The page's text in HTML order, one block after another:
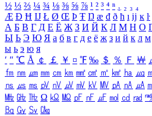
½ ⅓ ⅔ ¼ ¾ ⅛ ⅜ ⅝ ⅞ ¹ ² ³ ⁴ ⁿ ₁ ₂ ₃ ₄
Æ Ð Ħ Ĳ Ł Ø Œ Þ Ŧ Ŋ æ đ ð ħ ı ĳ ĸ ŀ
А Б В Г Д Е Ё Ж З И Й К Л М Н О
Ы Ь Э Ю Я а б в г д е ё ж з и й к л м
ы ь э ю я
′ ″ ℃ Å ￠ ￡ ￥ ¤ ℉ ‰ ＄ ％ Ｆ ￦
㎙ ㎚ ㎛ ㎜ ㎝ ㎞ ㎟ ㎠ ㎡ ㎢ ㏊ ㎍
㎱ ㎲ ㎳ ㎴ ㎵ ㎶ ㎷ ㎸ ㎹ ㎀ ㎁ ㎂
㎒ ㎓ ㎔ Ω ㏀ ㏁ ㎊ ㎋ ㎌ ㏖ ㏅ ㎭
㏃ ㏉ ㏜ ㏆